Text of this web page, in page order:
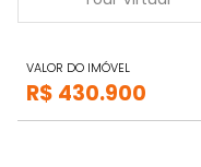
VALOR DO IMÓVEL
R$ 430.900